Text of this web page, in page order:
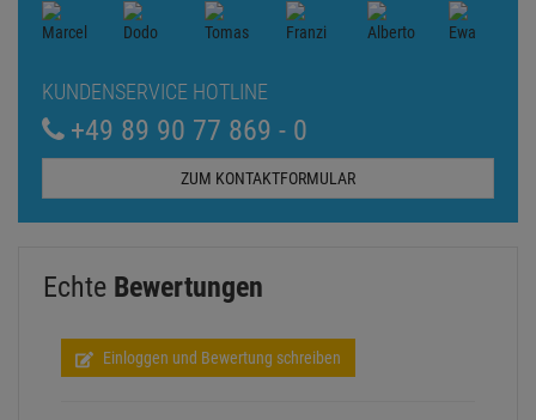
KUNDENSERVICE HOTLINE
+49 89 90 77 869 - 0
ZUM KONTAKTFORMULAR
Echte Bewertungen
Einloggen und Bewertung schreiben